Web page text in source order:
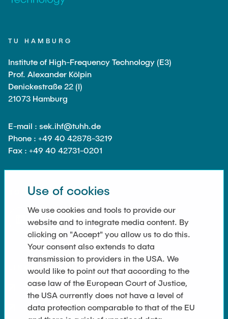
TU HAMBURG
Institute of High-Frequency Technology (E3)
Prof. Alexander Kölpin
Denickestraße 22 (I)
21073 Hamburg
E-mail : sek.ihf@tuhh.de
Phone : +49 40 42878-3219
Fax : +49 40 42731-0201
SOCIAL MEDIA
Privacy Policy
Imprint
Use of cookies
We use cookies and tools to provide our
website and to integrate media content. By
clicking on "Accept" you allow us to do this.
Your consent also extends to data
transmission to providers in the USA. We
would like to point out that according to the
case law of the European Court of Justice,
the USA currently does not have a level of
data protection comparable to that of the EU